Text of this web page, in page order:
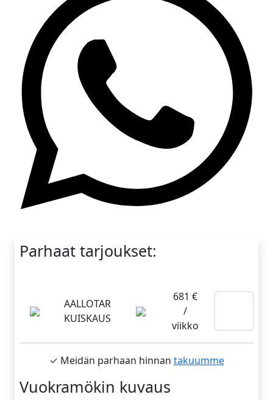
Parhaat tarjoukset:
AALLOTAR
KUISKAUS
681 €
/
viikko
✓ Meidän parhaan hinnan takuumme
Vuokramökin kuvaus